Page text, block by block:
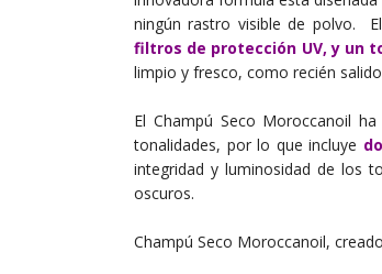
ningún rastro visible de polvo.
filtros de protección UV, y un
limpio y fresco, como recién
El Champú Seco Moroccanoil
tonalidades, por lo que incluye
integridad y luminosidad de los
oscuros.
Champú Seco Moroccanoil,